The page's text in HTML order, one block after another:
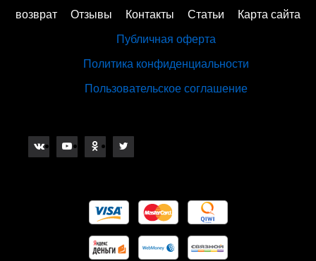
возврат Отзывы Контакты Статьи Карта сайта
Публичная оферта
Политика конфиденциальности
Пользовательское соглашение